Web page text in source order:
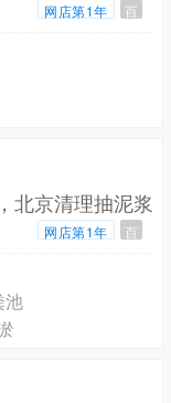
网店第1年 百
北京清理抽泥浆
网店第1年 百
池